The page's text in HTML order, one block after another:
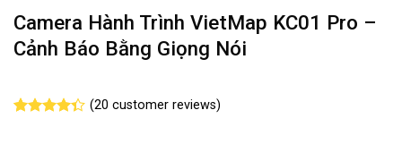
Camera Hành Trình VietMap KC01 Pro –
Cảnh Báo Bằng Giọng Nói
(20 customer reviews)